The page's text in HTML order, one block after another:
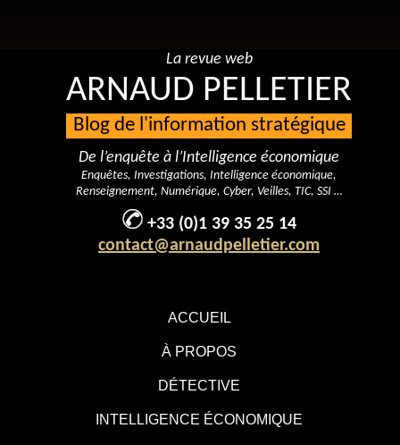
ACCUEIL
À PROPOS
DÉTECTIVE
INTELLIGENCE ÉCONOMIQUE
La revue web
ARNAUD PELLETIER
Blog de l'information stratégique
De l’enquête à l’Intelligence économique
Enquêtes, Investigations, Intelligence économique,
Renseignement, Numérique, Cyber, Veilles, TIC, SSI …
+33 (0)1 39 35 25 14
contact@arnaudpelletier.com